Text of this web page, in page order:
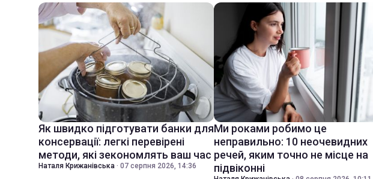
Як швидко підготувати банки для
консервації: легкі перевірені
методи, які зекономлять ваш час
Наталя Крижанівська · 07 серпня 2026, 14:36
Ми роками робимо це
неправильно: 10 неочевидних
речей, яким точно не місце на
підвіконні